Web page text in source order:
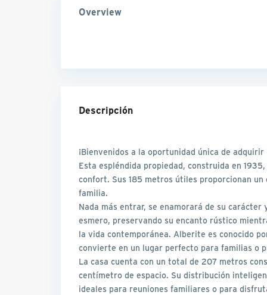
Overview
Descripción
¡Bienvenidos a la oportunidad única de
Esta espléndida propiedad, construida en
confort. Sus 185 metros útiles proporcionan
familia.
Nada más entrar, se enamorará de su
esmero, preservando su encanto rústico
la vida contemporánea. Alberite es conocido
convierte en un lugar perfecto para familias o
La casa cuenta con un total de 207 metros
centímetro de espacio. Su distribución
ideales para reuniones familiares o para